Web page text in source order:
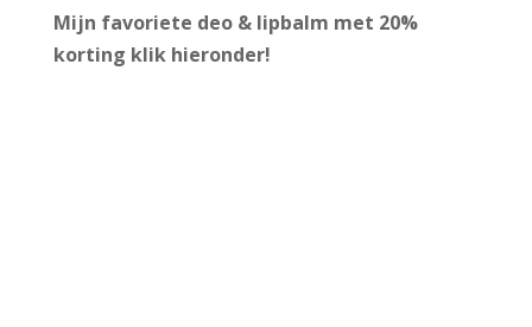
Mijn favoriete deo & lipbalm met 20%
korting klik hieronder!